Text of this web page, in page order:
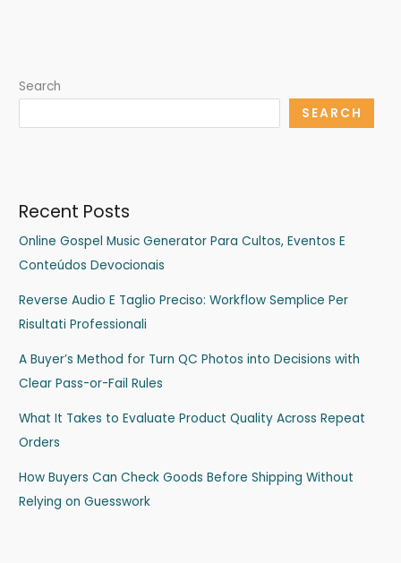
Search
SEARCH
Recent Posts
Online Gospel Music Generator Para Cultos, Eventos E
Conteúdos Devocionais
Reverse Audio E Taglio Preciso: Workflow Semplice Per
Risultati Professionali
A Buyer’s Method for Turn QC Photos into Decisions with
Clear Pass-or-Fail Rules
What It Takes to Evaluate Product Quality Across Repeat
Orders
How Buyers Can Check Goods Before Shipping Without
Relying on Guesswork